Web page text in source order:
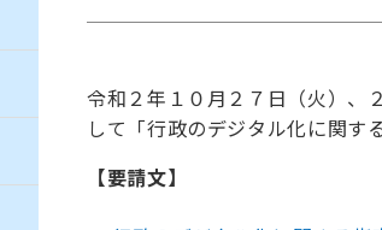
令和２年１０月２７日（火）
して「行政のデジタル化に関す
【要請文】